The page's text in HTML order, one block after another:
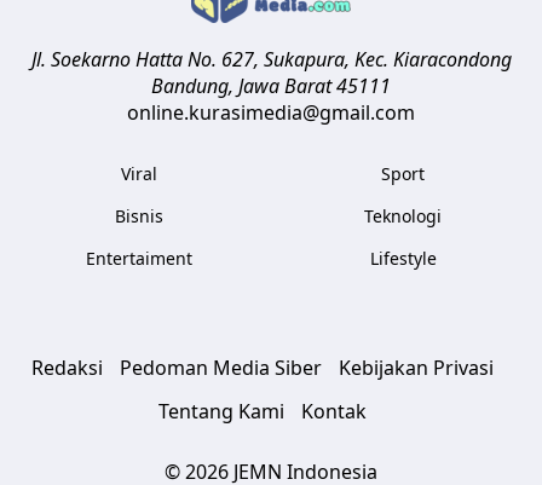
Jl. Soekarno Hatta No. 627, Sukapura, Kec. Kiaracondong
Bandung, Jawa Barat45111
online.kurasimedia@gmail.com
Viral
Bisnis
Entertaiment
Sport
Teknologi
Lifestyle
Redaksi Pedoman Media Siber
Kebijakan Privasi
Tentang Kami
Kontak
© 2026 JEMN Indonesia